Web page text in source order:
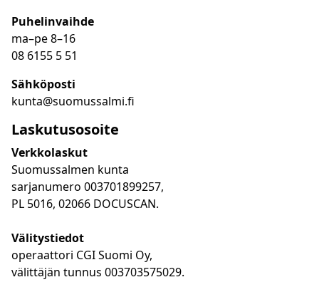
Puhelinvaihde
ma–pe 8–16
08 6155 5 51
Sähköposti
kunta@suomussalmi.fi
Laskutusosoite
Verkkolaskut
Suomussalmen kunta
sarjanumero 003701899257,
PL 5016, 02066 DOCUSCAN.
Välitystiedot
operaattori CGI Suomi Oy,
välittäjän tunnus 003703575029.